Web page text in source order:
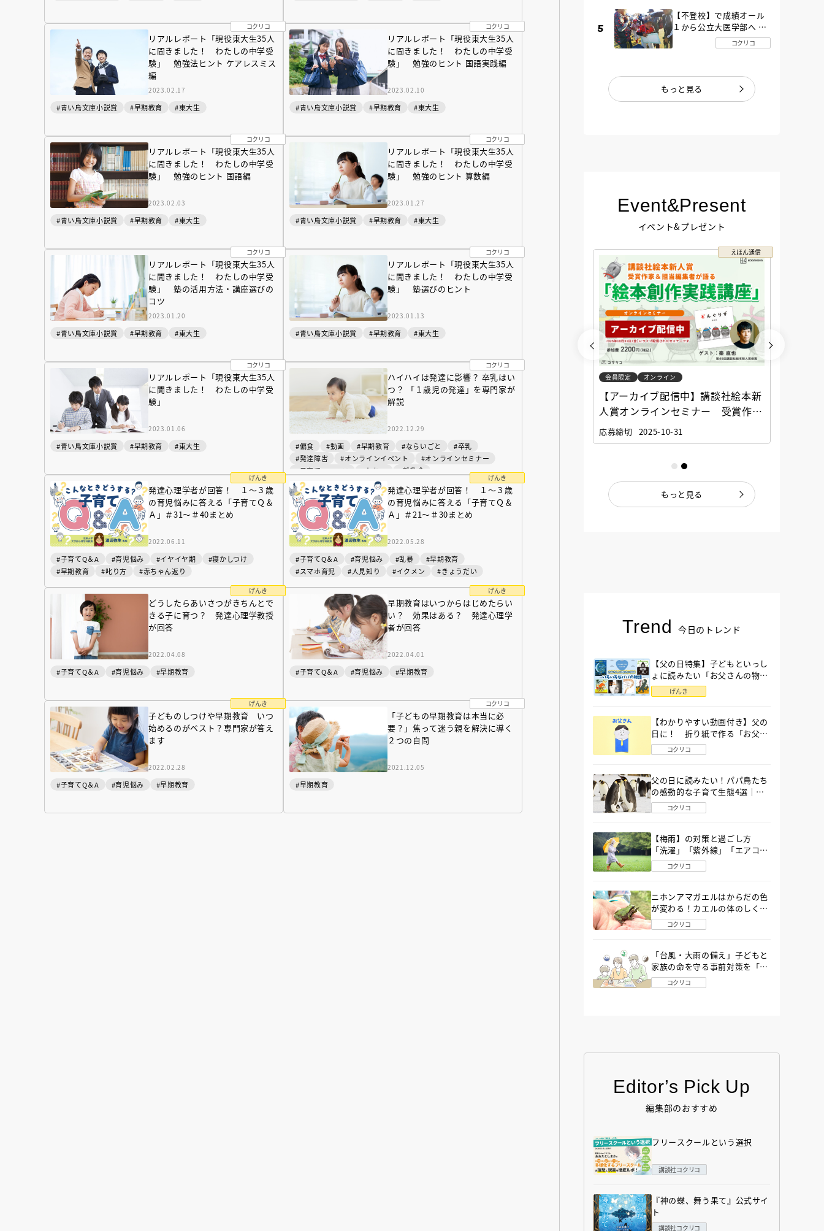
コクリコ
リアルレポート「現役東大生35人
に聞きました！ わたしの中学受
験」 勉強法ヒント ケアレスミス
編
2023.02.17
#青い鳥文庫小説賞 #早期教育 #東大生
コクリコ
リアルレポート「現役東大生35人
に聞きました！ わたしの中学受
験」 勉強のヒント 国語実践編
2023.02.10
#青い鳥文庫小説賞 #早期教育 #東大生
コクリコ
リアルレポート「現役東大生35人
に聞きました！ わたしの中学受
験」 勉強のヒント 国語編
2023.02.03
#青い鳥文庫小説賞 #早期教育 #東大生
コクリコ
リアルレポート「現役東大生35人
に聞きました！ わたしの中学受
験」 勉強のヒント 算数編
2023.01.27
#青い鳥文庫小説賞 #早期教育 #東大生
コクリコ
リアルレポート「現役東大生35人
に聞きました！ わたしの中学受
験」 塾の活用方法・講座選びの
コツ
2023.01.20
#青い鳥文庫小説賞 #早期教育 #東大生
コクリコ
リアルレポート「現役東大生35人
に聞きました！ わたしの中学受
験」 塾選びのヒント
2023.01.13
#青い鳥文庫小説賞 #早期教育 #東大生
コクリコ
リアルレポート「現役東大生35人
に聞きました！ わたしの中学受
験」
2023.01.06
#青い鳥文庫小説賞 #早期教育 #東大生
コクリコ
ハイハイは発達に影響？ 卒乳はい
つ？ 「１歳児の発達」を専門家が
解説
2022.12.29
#偏食 #動画 #早期教育 #ならいごと
#卒乳
#発達障害
#オンラインイベント
#オンラインセミナー
#子育てニュース
#おむつ #離乳食
げんき
発達心理学者が回答！ １～３歳
の育児悩みに答える「子育てＱ＆
Ａ」＃31～＃40まとめ
2022.06.11
#子育てQ＆A #育児悩み #イヤイヤ期
#寝かしつけ
#早期教育
#叱り方 #赤ちゃん返り
げんき
発達心理学者が回答！ １～３歳
の育児悩みに答える「子育てＱ＆
Ａ」＃21～＃30まとめ
2022.05.28
#子育てQ＆A #育児悩み #乱暴
#早期教育
#スマホ育児
#人見知り #イクメン #きょうだい
げんき
どうしたらあいさつがきちんとで
きる子に育つ？ 発達心理学教授
が回答
2022.04.08
#子育てQ＆A #育児悩み #早期教育
げんき
早期教育はいつからはじめたらい
い？ 効果はある？ 発達心理学
者が回答
2022.04.01
#子育てQ＆A #育児悩み #早期教育
げんき
子どものしつけや早期教育 いつ
始めるのがベスト？専門家が答え
ます
2022.02.28
#子育てQ＆A #育児悩み #早期教育
コクリコ
「子どもの早期教育は本当に必
要？」焦って迷う親を解決に導く
２つの自問
2021.12.05
#早期教育
【不登校】で成績オール
１から公立大医学部へ 中
２で起立性調節障害「治
るまで３年」の診断 その
コクリコ
もっと見る
Event&Present
イベント&プレゼント
えほん通信
会員限定 オンライン
【アーカイブ配信中】講談社絵本新
人賞オンラインセミナー 受賞作家
と担当編集者が語る「絵本創作実践
2025-10-31
会員限定 オンライン
アーカイブ配信中【第67回講談社児
員に聞く「児童文学創作セミナー」
えほん通信
会員限定 オンライン
【アーカイブ配信中】講談社絵本新
人賞オンラインセミナー 受賞作家
と担当編集者が語る「絵本創作実践
講座」
応募締切 2025-10-31
もっと見る
Trend 今日のトレンド
【父の日特集】子どもといっし
ょに読みたい「お父さんの物
語」６選
げんき
【わかりやすい動画付き】父の
日に！ 折り紙で作る「お父さ
ん」の簡単な折り方
コクリコ
父の日に読みたい！パパ鳥たち
の感動的な子育て生態4選｜図
鑑MOVE
コクリコ
【梅雨】の対策と過ごし方
「洗濯」「紫外線」「エアコ
ン」「ゲリラ豪雨」…〔気象予
報士が完全ガイド〕
コクリコ
ニホンアマガエルはからだの色
が変わる！カエルの体のしくみ
から両生類の特ちょうまで図鑑
MOVEが解説！
コクリコ
「台風・大雨の備え」子どもと
家族の命を守る事前対策を「防
災アドバイザー」が解説
コクリコ
Editor’s Pick Up
編集部のおすすめ
フリースクールという選択
講談社コクリコ
『神の蝶、舞う果て』公式サイ
ト
講談社コクリコ